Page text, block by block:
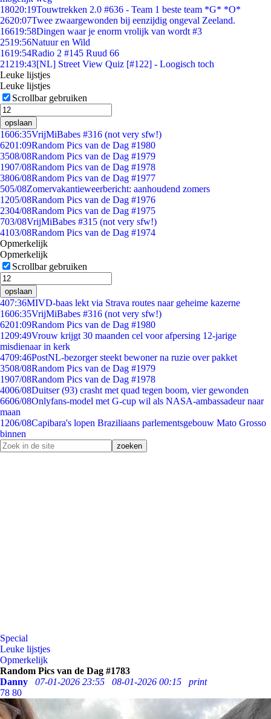
18020:19Touwtrekken 2.0 #636 - Team 1 beste team *G* *O*
2620:07Twee zwaargewonden bij eenzijdig ongeval Zeeland.
16619:58Dingen waar je enorm vrolijk van wordt #3
2519:56Natuur en Wild
1619:54Radio 2 #145 Ruud 66
21219:43[NL] Street View Quiz [#122] - Loogisch toch
Leuke lijstjes
Leuke lijstjes
Scrollbar gebruiken
opslaan
1606:35VrijMiBabes #316 (not very sfw!)
6201:09Random Pics van de Dag #1980
3508/08Random Pics van de Dag #1979
1907/08Random Pics van de Dag #1978
3806/08Random Pics van de Dag #1977
505/08Zomervakantieweerbericht: aanhoudend zomers
1205/08Random Pics van de Dag #1976
2304/08Random Pics van de Dag #1975
703/08VrijMiBabes #315 (not very sfw!)
4103/08Random Pics van de Dag #1974
Opmerkelijk
Opmerkelijk
Scrollbar gebruiken
opslaan
407:36MIVD-baas lekt via Strava routes naar geheime kazerne
1606:35VrijMiBabes #316 (not very sfw!)
6201:09Random Pics van de Dag #1980
1209:49Vrouw krijgt 30 maanden cel voor afpersing 12-jarige
misdienaar in kerk
4709:46PostNL-bezorger steekt bewoner na ruzie over pakket
3508/08Random Pics van de Dag #1979
1907/08Random Pics van de Dag #1978
4006/08Duitser (93) crasht met quad tegen boom, vier gewonden
6606/08Onlyfans-model met G-cup wil als NASA-ambassadeur naar
maan
1206/08Capibara's lopen Braziliaans parlementsgebouw Mato Grosso
binnen
Special
Leuke lijstjes
Opmerkelijk
Random Pics van de Dag #1783
Danny
07-01-2026 23:55 08-01-2026 00:15
print
78 80